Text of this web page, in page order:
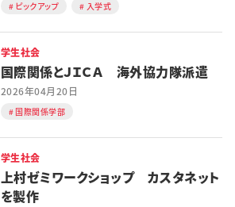
ピックアップ 入学式
学生社会
国際関係とＪＩＣＡ 海外協力隊派遣
2026年04月20日
国際関係学部
学生社会
上村ゼミワークショップ カスタネット
を製作